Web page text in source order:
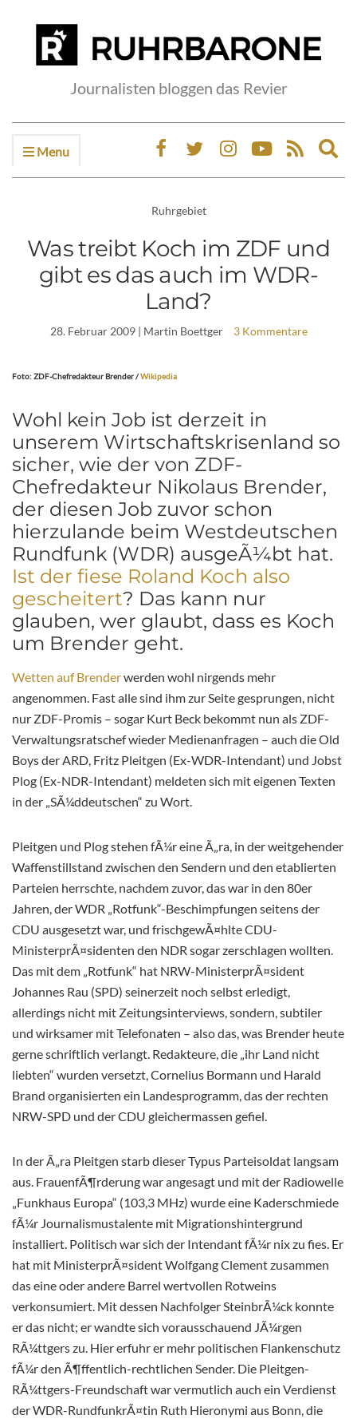
Journalisten bloggen das Revier
Menu
Ruhrgebiet
Was treibt Koch im ZDF und
gibt es das auch im WDR-
Land?
28. Februar 2009| Martin Boettger 3 Kommentare
Foto: ZDF-Chefredakteur Brender /Wikipedia
Wohl kein Job ist derzeit in
unserem Wirtschaftskrisenland so
sicher, wie der von ZDF-
Chefredakteur Nikolaus Brender,
der diesen Job zuvor schon
hierzulande beim Westdeutschen
Rundfunk (WDR) ausgeÃ¼bt hat.
Ist der fiese Roland Koch also
gescheitert? Das kann nur
glauben, wer glaubt, dass es Koch
um Brender geht.
Wetten auf Brenderwerden wohl nirgends mehr
angenommen. Fast alle sind ihm zur Seite gesprungen, nicht
nur ZDF-Promis – sogar Kurt Beck bekommt nun als ZDF-
Verwaltungsratschef wieder Medienanfragen – auch die Old
Boys der ARD, Fritz Pleitgen (Ex-WDR-Intendant) und Jobst
Plog (Ex-NDR-Intendant) meldeten sich mit eigenen Texten
in der „SÃ¼ddeutschen“ zu Wort.
Pleitgen und Plog stehen fÃ¼r eine Ã„ra, in der weitgehender
Waffenstillstand zwischen den Sendern und den etablierten
Parteien herrschte, nachdem zuvor, das war in den 80er
Jahren, der WDR „Rotfunk“-Beschimpfungen seitens der
CDU ausgesetzt war, und frischgewÃ¤hlte CDU-
MinisterprÃ¤sidenten den NDR sogar zerschlagen wollten.
Das mit dem „Rotfunk“ hat NRW-MinisterprÃ¤sident
Johannes Rau (SPD) seinerzeit noch selbst erledigt,
allerdings nicht mit Zeitungsinterviews, sondern, subtiler
und wirksamer mit Telefonaten – also das, was Brender heute
gerne schriftlich verlangt. Redakteure, die „ihr Land nicht
liebten“ wurden versetzt, Cornelius Bormann und Harald
Brand organisierten ein Landesprogramm, das der rechten
NRW-SPD und der CDU gleichermassen gefiel.
In der Ã„ra Pleitgen starb dieser Typus Parteisoldat langsam
aus. FrauenfÃ¶rderung war angesagt und mit der Radiowelle
„Funkhaus Europa“ (103,3 MHz) wurde eine Kaderschmiede
fÃ¼r Journalismustalente mit Migrationshintergrund
installiert. Politisch war sich der Intendant fÃ¼r nix zu fies. Er
hat mit MinisterprÃ¤sident Wolfgang Clement zusammen
das eine oder andere Barrel wertvollen Rotweins
verkonsumiert. Mit dessen Nachfolger SteinbrÃ¼ck konnte
er das nicht; er wandte sich vorausschauend JÃ¼rgen
RÃ¼ttgers zu. Hier erfuhr er mehr politischen Flankenschutz
fÃ¼r den Ã¶ffentlich-rechtlichen Sender. Die Pleitgen-
RÃ¼ttgers-Freundschaft war vermutlich auch ein Verdienst
der WDR-RundfunkrÃ¤tin Ruth Hieronymi aus Bonn, die